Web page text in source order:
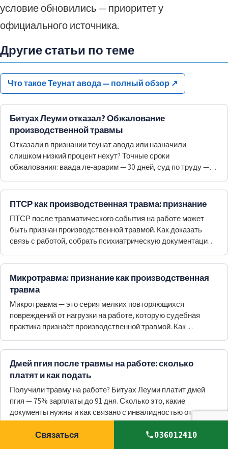
условие обновились — приоритет у
официального источника.
Другие статьи по теме
Что такое Теунат авода — полный обзор ↗
Битуах Леуми отказал? Обжалование
производственной травмы
Отказали в признании теунат авода или назначили
слишком низкий процент нехут? Точные сроки
обжалования: ваада ле-арарим — 30 дней, суд по труду —
ПТСР как производственная травма: признание
ПТСР после травматического события на работе может
быть признан производственной травмой. Как доказать
связь с работой, собрать психиатрическую документацию
Микротравма: признание как производственная
травма
Микротравма — это серия мелких повторяющихся
повреждений от нагрузки на работе, которую судебная
практика признаёт производственной травмой. Как
Дмей пгия после травмы на работе: сколько
платят и как подать
Получили травму на работе? Битуах Леуми платит дмей
пгия — 75% зарплаты до 91 дня. Сколько это, какие
документы нужны и как связано с инвалидностью от труда
и месячным пособием.
Связаться 036012410